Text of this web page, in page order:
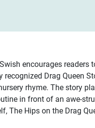
encourages readers
Drag Queen
rhyme. The story
in front of an awe-
Hips on the Drag